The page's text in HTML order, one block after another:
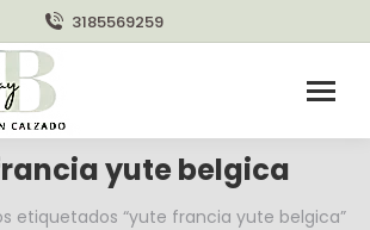
3185569259
yute belgica
etiquetados “yute francia yute belgica”